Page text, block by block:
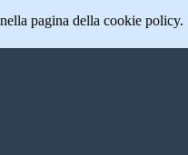
pagina della cookie policy.